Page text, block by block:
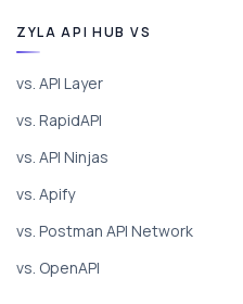
ZYLA API HUB VS
vs. API Layer
vs. RapidAPI
vs. API Ninjas
vs. Apify
vs. Postman API Network
vs. OpenAPI